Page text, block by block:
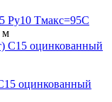
Ру10 Тмакс=95C
м
оцинкованный